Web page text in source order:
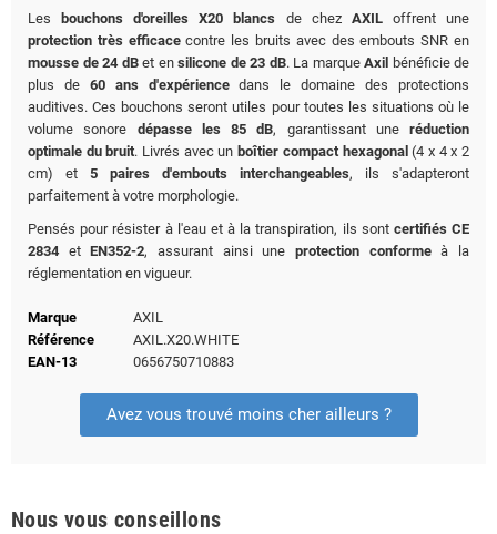
Les bouchons d'oreilles X20 blancs de chez AXILoffrent une
protection très efficacecontre les bruits avec des embouts SNR en
mousse de 24 dBet en silicone de 23 dB. La marque Axil bénéficie de
plus de60 ans d'expériencedans le domaine des protections
auditives. Ces bouchons seront utiles pour toutes les situations où le
volume sonore dépasse les 85 dB, garantissant une réduction
optimale du bruit. Livrés avec un boîtier compact hexagonal (4 x 4 x 2
cm) et 5 paires d'embouts interchangeables, ils s'adapteront
parfaitement à votre morphologie.
Pensés pour résister à l'eau et à la transpiration, ils sontcertifiés CE
2834 etEN352-2, assurant ainsi uneprotection conformeà la
réglementation en vigueur.
Marque
AXIL
Référence
AXIL.X20.WHITE
EAN-13
0656750710883
Avez vous trouvé moins cher ailleurs ?
Nous vous conseillons